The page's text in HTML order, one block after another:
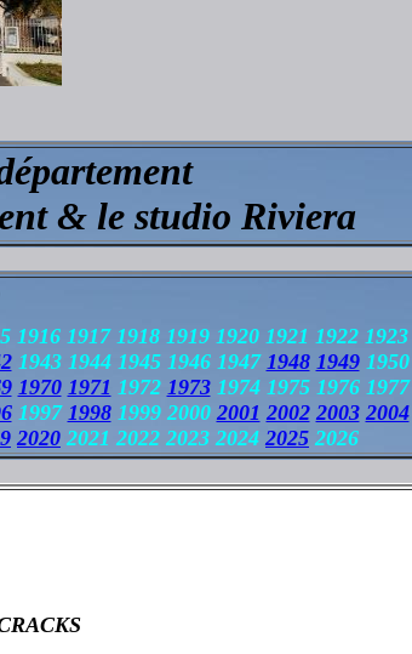
& le studio Riviera
1917 1918 1919 1920 1921 1922
1943 1944 1945 1946 1947 1948 19491950
1970 1971 1972 19731974 1975 1976 1977
1997 19981999 2000 2001 2002 2003 2004
2020 2021 2022 2023 2024 2025 2026